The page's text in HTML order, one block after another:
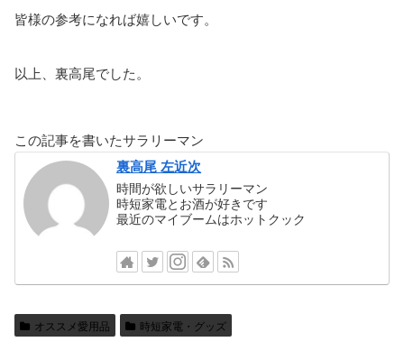
皆様の参考になれば嬉しいです。
以上、裏高尾でした。
この記事を書いたサラリーマン
裏高尾 左近次
時間が欲しいサラリーマン
時短家電とお酒が好きです
最近のマイブームはホットクック
オススメ愛用品 時短家電・グッズ